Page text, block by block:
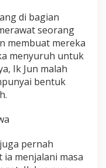
di bagian
seorang
membuat mereka
menyuruh untuk
Ik Jun malah
bentuk
pernah
ia menjalani masa